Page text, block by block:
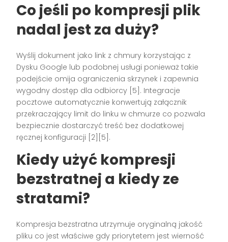
Co jeśli po kompresji plik
nadal jest za duży?
Wyślij dokument jako link z chmury korzystając z
Dysku Google lub podobnej usługi ponieważ takie
podejście omija ograniczenia skrzynek i zapewnia
wygodny dostęp dla odbiorcy [5]. Integracje
pocztowe automatycznie konwertują załącznik
przekraczający limit do linku w chmurze co pozwala
bezpiecznie dostarczyć treść bez dodatkowej
ręcznej konfiguracji [2][5].
Kiedy użyć kompresji
bezstratnej a kiedy ze
stratami?
Kompresja bezstratna utrzymuje oryginalną jakość
pliku co jest właściwe gdy priorytetem jest wierność